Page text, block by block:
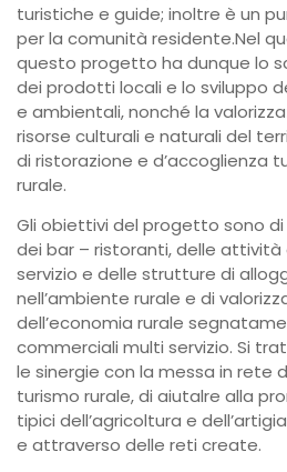
turistiche e guide; inoltre è un
per la comunità residente.Nel
questo progetto ha dunque lo
dei prodotti locali e lo sviluppo
e ambientali, nonché la
risorse culturali e naturali del
di ristorazione e d’accoglienza
rurale.
Gli obiettivi del progetto sono
dei bar – ristoranti, delle
servizio e delle strutture di
nell’ambiente rurale e di
dell’economia rurale
commerciali multi servizio. Si
le sinergie con la messa in rete
turismo rurale, di aiutalre alla
tipici dell’agricoltura e
e attraverso delle reti create.